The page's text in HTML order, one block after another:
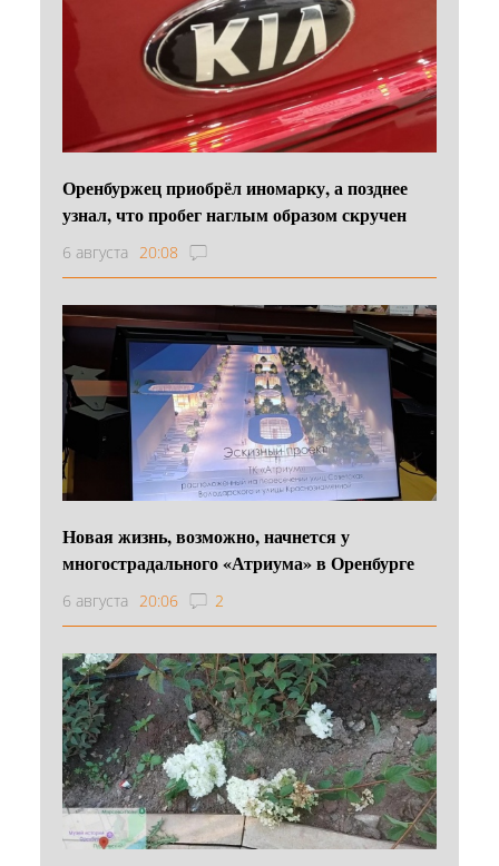
Оренбуржец приобрёл иномарку, а позднее
узнал, что пробег наглым образом скручен
6 августа 20:08
Новая жизнь, возможно, начнется у
многострадального «Атриума» в Оренбурге
6 августа 20:06 2